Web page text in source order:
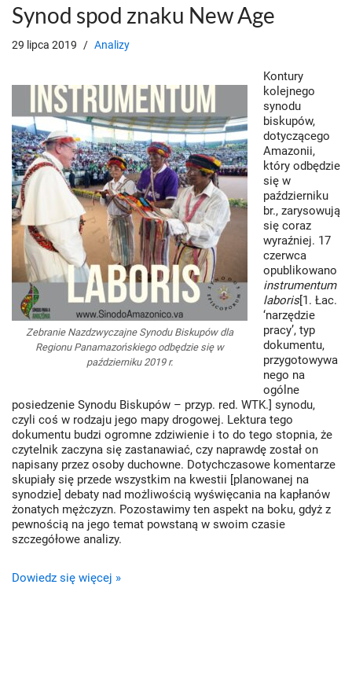
Synod spod znaku New Age
29 lipca 2019 Analizy
Zebranie Nazdzwyczajne Synodu Biskupów dla
Regionu Panamazońskiego odbędzie się w
październiku 2019 r.
Kontury
kolejnego
synodu
biskupów,
dotyczącego
Amazonii,
który odbędzie
się w
październiku
br., zarysowują
się coraz
wyraźniej. 17
czerwca
opublikowano
instrumentum
laboris[1. Łac.
‘narzędzie
pracy’, typ
dokumentu,
przygotowywa
nego na
ogólne
posiedzenie Synodu Biskupów – przyp. red. WTK.] synodu,
czyli coś w rodzaju jego mapy drogowej. Lektura tego
dokumentu budzi ogromne zdziwienie i to do tego stopnia, że
czytelnik zaczyna się zastanawiać, czy naprawdę został on
napisany przez osoby duchowne. Dotychczasowe komentarze
skupiały się przede wszystkim na kwestii [planowanej na
synodzie] debaty nad możliwością wyświęcania na kapłanów
żonatych mężczyzn. Pozostawimy ten aspekt na boku, gdyż z
pewnością na jego temat powstaną w swoim czasie
szczegółowe analizy.
Dowiedz się więcej »